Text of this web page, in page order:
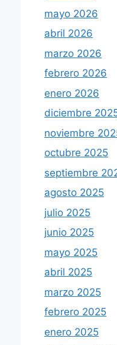
mayo 2026
abril 2026
marzo 2026
febrero 2026
enero 2026
diciembre
noviembre
octubre 2025
septiembre
agosto 2025
julio 2025
junio 2025
mayo 2025
abril 2025
marzo 2025
febrero 2025
enero 2025